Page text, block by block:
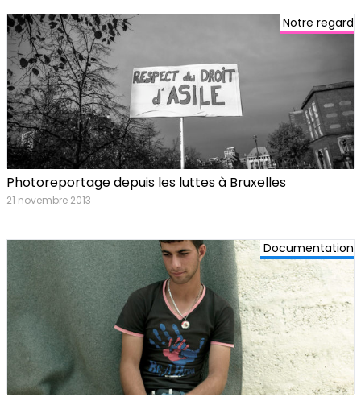
Notre regard
Photoreportage depuis les luttes à Bruxelles
21 novembre 2013
Documentation